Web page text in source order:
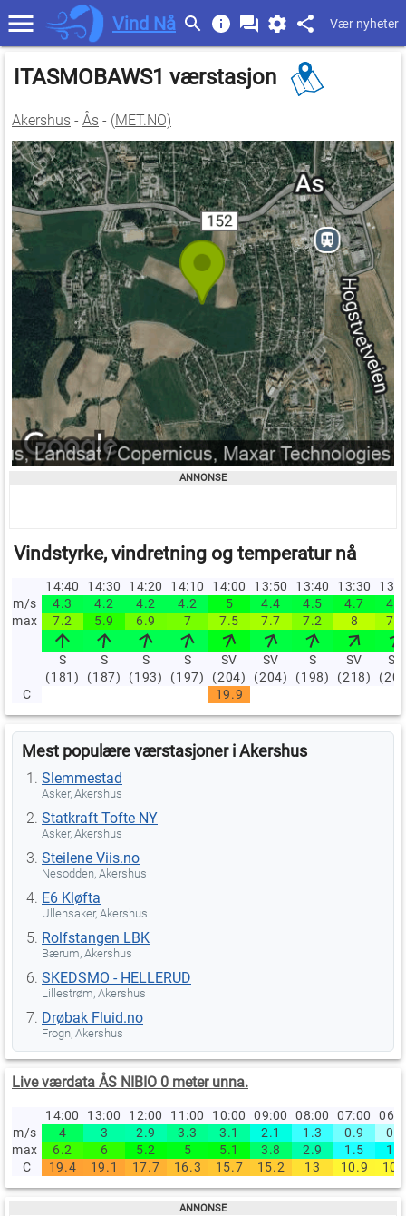
Vind Nå Vær nyheter
ITASMOBAWS1 værstasjon
Akershus - Ås - (MET.NO)
Vindstyrke, vindretning og temperatur nå
14:40 14:30 14:20 14:10 14:00 13:50 13:40 13:30
m/s
4.3 4.2 4.2 4.2 5 4.4 4.5 4.7
4.6
max
7.2 5.9 6.9 7 7.5 7.7 7.2 8 7.7
S
(181)
S
(187)
S
(193)
S
(197)
SV
(204)
SV
(204)
S
(198)
SV
(218)
SV
C
19.9
Mest populære værstasjoner i Akershus
Slemmestad
Asker, Akershus
Statkraft Tofte NY
Asker, Akershus
Steilene Viis.no
Nesodden, Akershus
E6 Kløfta
Ullensaker, Akershus
Rolfstangen LBK
Bærum, Akershus
SKEDSMO - HELLERUD
Lillestrøm, Akershus
Drøbak Fluid.no
Frogn, Akershus
Live værdata ÅS NIBIO 0 meter unna.
14:00 13:00 12:00 11:00 10:00 09:00 08:00 07:00
m/s
4 3 2.9 3.3 3.1 2.1 1.3 0.9
0.4
max
6.2 6 5.2 5 5.1 3.8 2.9 1.5
1.8
C
19.4 19.1 17.7 16.3 15.7 15.2 13 10.9